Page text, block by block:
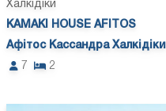
Халкідіки
KAMAKI HOUSE AFITOS
Афітос Кассандра Халкідіки
7
2